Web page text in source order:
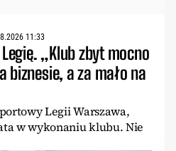
11:33
„Klub zbyt mocno
biznesie, a za mało na
Legii Warszawa,
w wykonaniu klubu. Nie